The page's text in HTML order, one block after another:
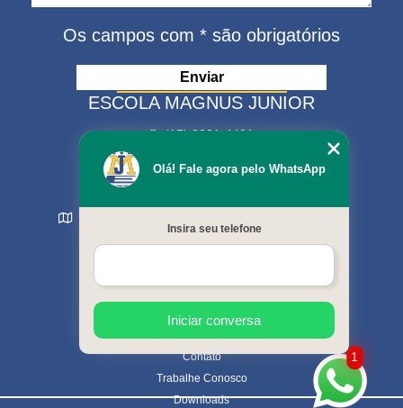
Os campos com * são obrigatórios
ESCOLA MAGNUS JUNIOR
(15) 3321-4401
(15) 99630-9333
matriculas@escolamagnus.com.br
Sorocaba - SP - CEP: 18044-130
MENU
Cursos oferecidos
Contato
Trabalhe Conosco
Downloads
1
Olá! Fale agora pelo WhatsApp
Insira seu telefone
Iniciar conversa